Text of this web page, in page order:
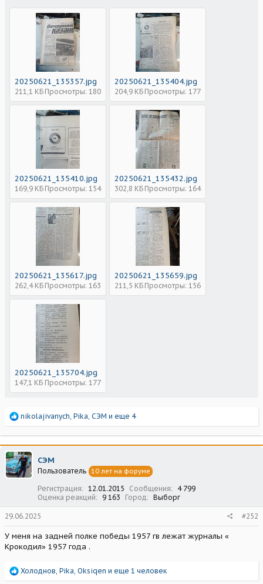
20250621_135357.jpg
211,1 КБ Просмотры: 180
20250621_135404.jpg
204,9 КБ Просмотры: 177
20250621_135410.jpg
169,9 КБ Просмотры: 154
20250621_135432.jpg
302,8 КБ Просмотры: 164
20250621_135617.jpg
262,4 КБ Просмотры: 163
20250621_135659.jpg
211,5 КБ Просмотры: 156
20250621_135704.jpg
147,1 КБ Просмотры: 177
Р
а
к
ц
и
и
nikolajivanych, Pika, СЭМ и еще 4
СЭМ
Пользователь 10 лет на форуме
Регистрация 12.01.2015 Сообщения
4 799
Оценка реакций
9 163 Город Выборг
29.06.2025 #252
У меня на задней полке победы 1957 гв лежат журналы «
Крокодил» 1957 года .
Р
Холоднов, Pika, Oksiqen и еще 1 человек